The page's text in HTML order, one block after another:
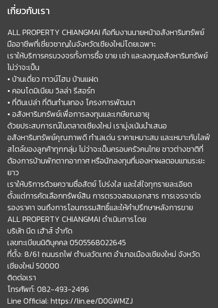
เกี่ยวกับเรา
ALL PROPERTY CHIANGMAI คือทีมงานนายหน้าอสังหาริมทรัพย์
มืออาชีพที่เชี่ยวชาญในจังหวัดเชียงใหม่โดยเฉพาะ
เราให้บริการครบวงจรทั้งการซื้อ ขาย เช่า และลงทุนอสังหาริมทรัพย์
ไม่ว่าจะเป็น
• บ้านเดี่ยว ทาวน์โฮม บ้านแฝด
• คอนโดมิเนียม วิลล่า รีสอร์ท
• ที่ดินเปล่า ที่ดินทำเลทอง โครงการพัฒนา
• อสังหาริมทรัพย์เพื่อการลงทุนและเกษียณอายุ
ด้วยประสบการณ์ในตลาดเชียงใหม่ เรามุ่งเน้นนำเสนอ
อสังหาริมทรัพย์คุณภาพดี ทำเลเด่น ราคาเหมาะสม และเหมาะกับไลฟ์
สไตล์ของลูกค้าทุกกลุ่ม ไม่ว่าจะเป็นครอบครัวคนไทย ชาวต่างชาติที่
ต้องการบ้านพักตากอากาศ หรือนักลงทุนที่มองหาผลตอบแทนระยะ
ยาว
เราให้บริการด้วยความซื่อสัตย์ โปร่งใส และใส่ใจทุกรายละเอียด
ตั้งแต่การคัดเลือกทรัพย์สิน การตรวจสอบเอกสาร การเจรจาต่อ
รองราคา จนถึงการโอนกรรมสิทธิ์และให้คำปรึกษาหลังการขาย
ALL PROPERTY CHIANGMAI ดำเนินการโดย
บริษัท นีด เฮ้าส์ จำกัด
เลขทะเบียนนิติบุคคล 0505568022645
ที่ตั้ง: 8/61 ถนนรถไฟ ตำบลวัดเกต อำเภอเมืองเชียงใหม่ จังหวัด
เชียงใหม่ 50000
ติดต่อเรา
โทรศัพท์: 082-493-2496
Line Official: https://lin.ee/D0GWMZJ